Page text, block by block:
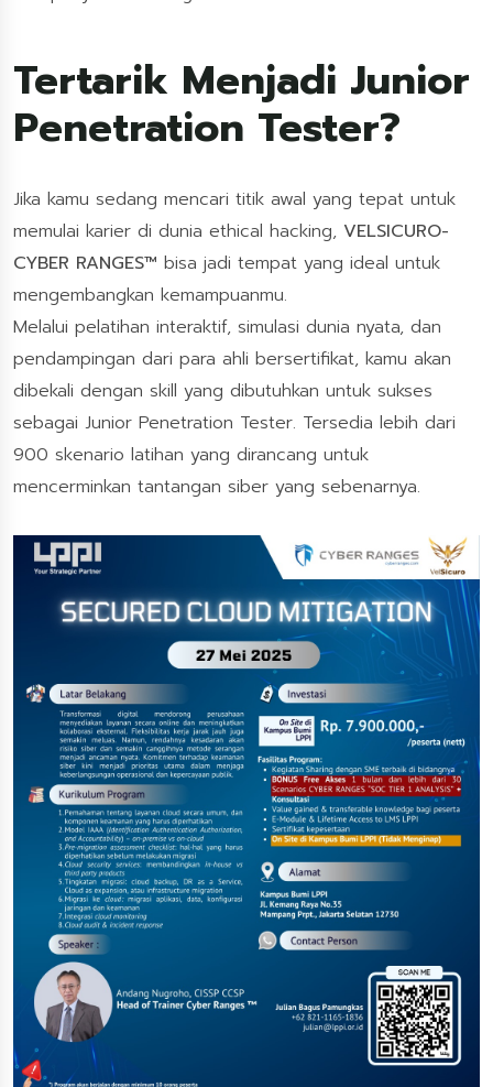
Tertarik Menjadi Junior
Penetration Tester?
Jika kamu sedang mencari titik awal yang tepat untuk
memulai karier di dunia ethical hacking, VELSICURO-
CYBER RANGES™ bisa jadi tempat yang ideal untuk
mengembangkan kemampuanmu.
Melalui pelatihan interaktif, simulasi dunia nyata, dan
pendampingan dari para ahli bersertifikat, kamu akan
dibekali dengan skill yang dibutuhkan untuk sukses
sebagai Junior Penetration Tester. Tersedia lebih dari
900 skenario latihan yang dirancang untuk
mencerminkan tantangan siber yang sebenarnya.